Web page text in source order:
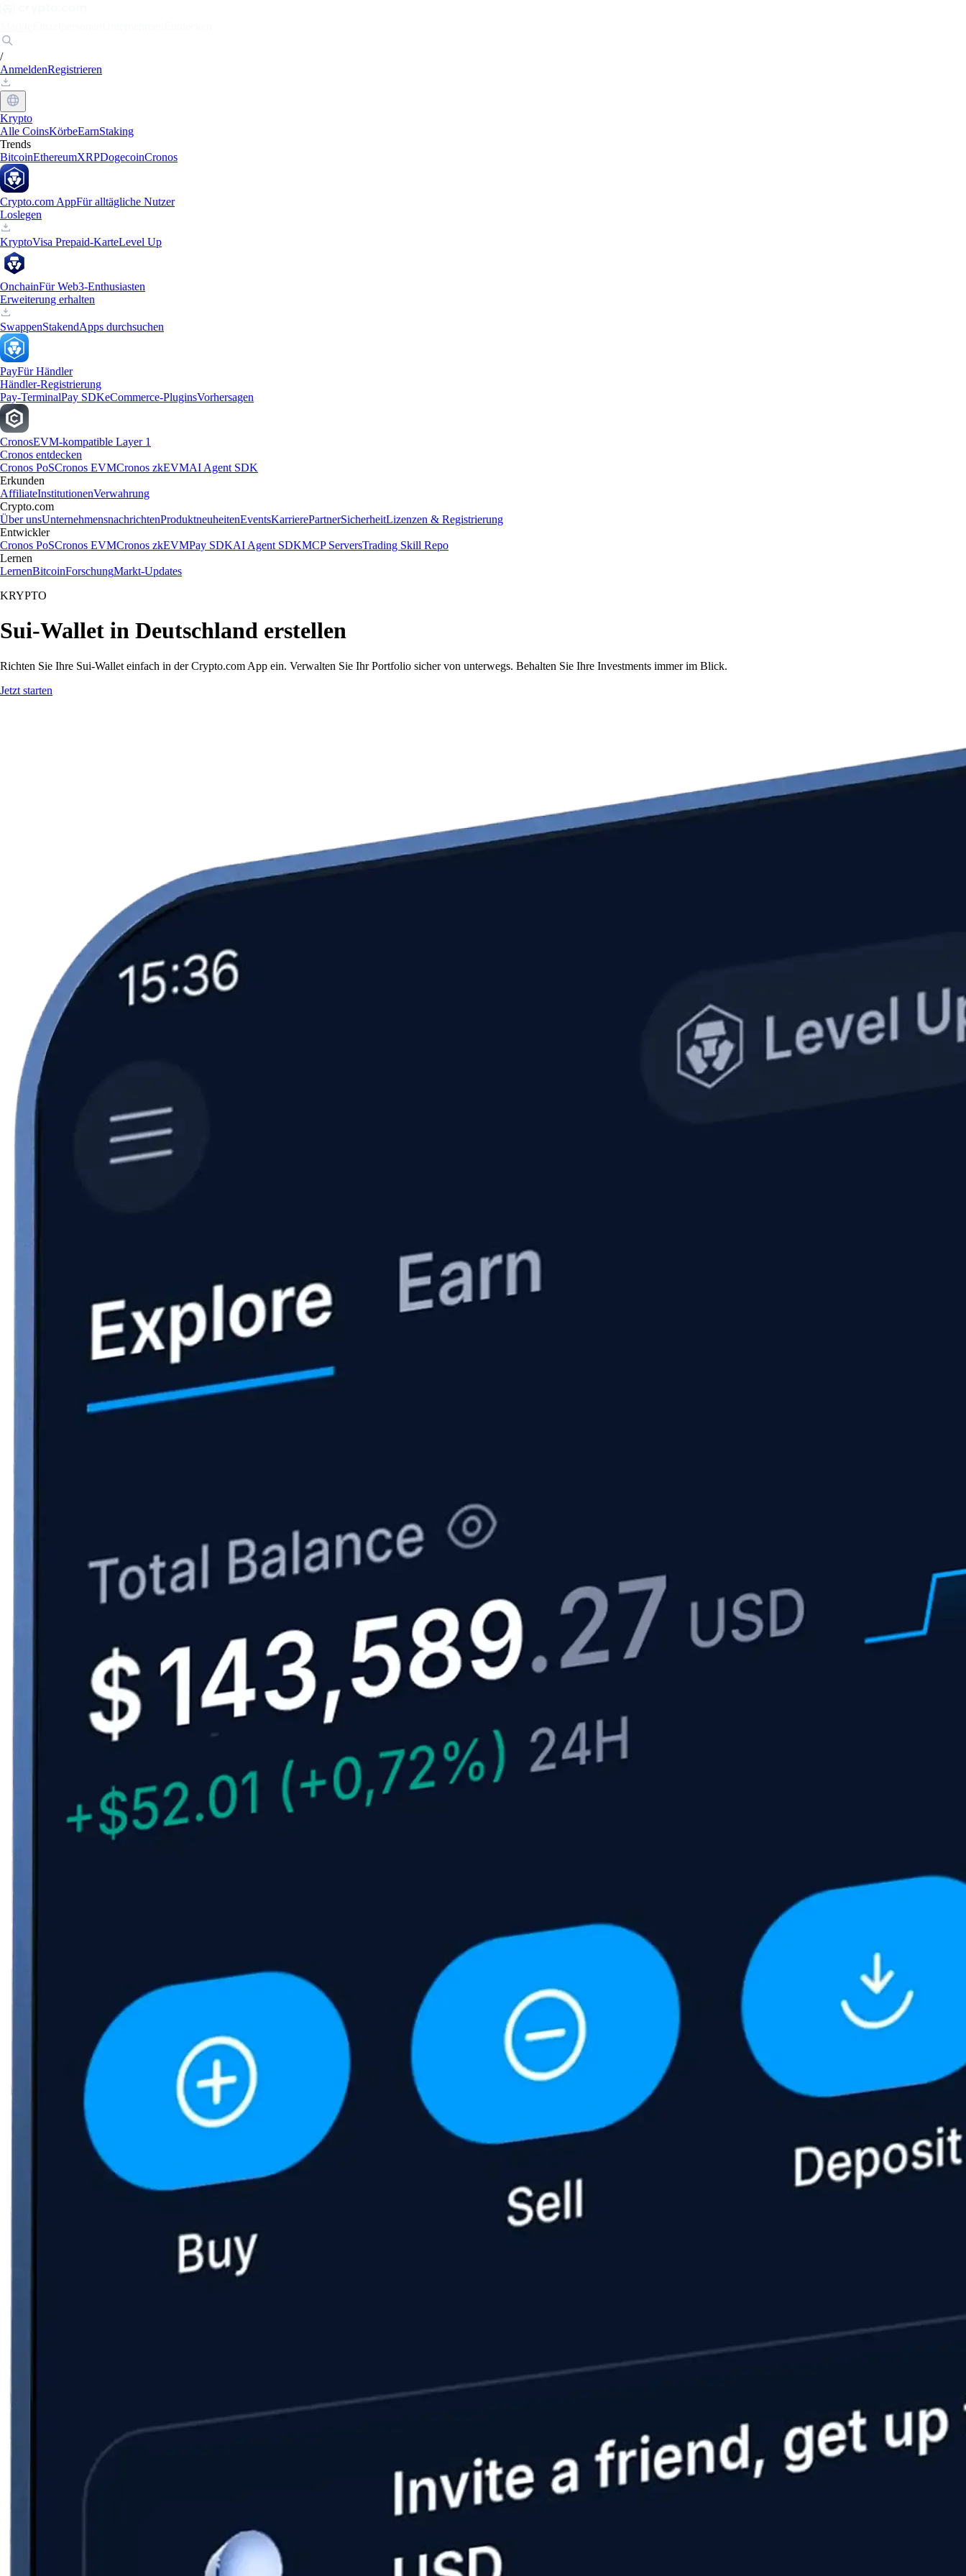
/
AnmeldenRegistrieren
Krypto
Alle CoinsKörbeEarnStaking
Trends
BitcoinEthereumXRPDogecoinCronos
Crypto.com AppFür alltägliche Nutzer
Loslegen
KryptoVisa Prepaid-KarteLevel Up
OnchainFür Web3-Enthusiasten
Erweiterung erhalten
SwappenStakendApps durchsuchen
PayFür Händler
Händler-Registrierung
Pay-TerminalPay SDKeCommerce-PluginsVorhersagen
CronosEVM-kompatible Layer 1
Cronos entdecken
Cronos PoSCronos EVMCronos zkEVMAI Agent SDK
Erkunden
AffiliateInstitutionenVerwahrung
Crypto.com
Über unsUnternehmensnachrichtenProduktneuheitenEventsKarrierePartnerSicherheitLizenzen & Registrierung
Entwickler
Cronos PoSCronos EVMCronos zkEVMPay SDKAI Agent SDKMCP ServersTrading Skill Repo
Lernen
LernenBitcoinForschungMarkt-Updates
KRYPTO
Sui-Wallet in Deutschland erstellen
Richten Sie Ihre Sui-Wallet einfach in der Crypto.com App ein. Verwalten Sie Ihr Portfolio sicher von unterwegs. Behalten Sie Ihre Investments immer im Blick.
Jetzt starten